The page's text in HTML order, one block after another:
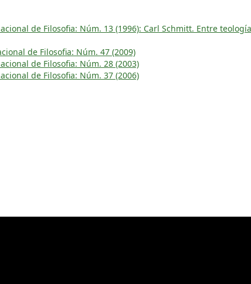
de Filosofia: Núm. 13 (1996): Carl Schmitt. Entre
de Filosofia: Núm. 47 (2009)
de Filosofia: Núm. 28 (2003)
de Filosofia: Núm. 37 (2006)